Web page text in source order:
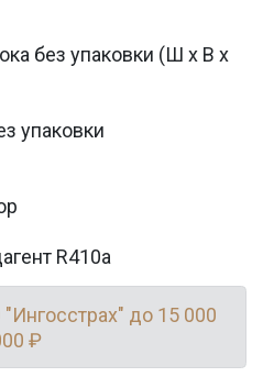
без упаковки (Ш х В х
упаковки
R410a
до 15 000
₽